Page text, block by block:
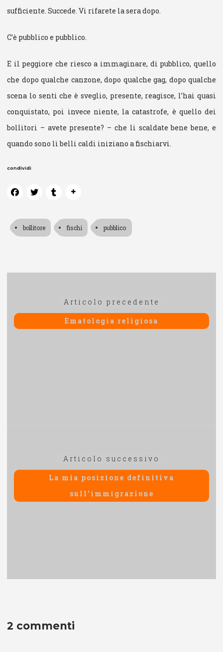
sufficiente. Succede. Vi rifarete la sera dopo.
C’è pubblico e pubblico.
E il peggiore che riesco a immaginare, di pubblico, quello
che dopo qualche canzone, dopo qualche gag, dopo qualche
scena lo senti che è sveglio, presente, reagisce, l’hai quasi
conquistato, poi invece niente, la catastrofe, è quello dei
bollitori – avete presente? – che li scaldate bene bene, e
quando sono lì belli caldi iniziano a fischiarvi.
condividi
bollitore fischi pubblico
Articolo precedente
precedente:
Ematologia religiosa
Articolo successivo
La mia posizione definitiva
sull’immigrazione
2 commenti